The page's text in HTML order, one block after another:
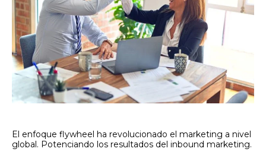
El enfoque flywheel ha revolucionado el marketing a nivel
global. Potenciando los resultados del inbound marketing.